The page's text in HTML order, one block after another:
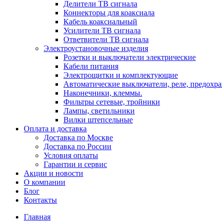
Делители ТВ сигнала
Коннекторы для коаксиала
Кабель коаксиальный
Усилители ТВ сигнала
Ответвители ТВ сигнала
Электроустановочные изделия
Розетки и выключатели электрические
Кабели питания
Электрощитки и комплектующие
Автоматические выключатели, реле,
Наконечники, клеммы.
Фильтры сетевые, тройники
Лампы, светильники
Вилки штепсельные
Оплата и доставка
Доставка по Москве
Доставка по России
Условия оплаты
Гарантии и сервис
Акции и новости
О компании
Блог
Контакты
Главная